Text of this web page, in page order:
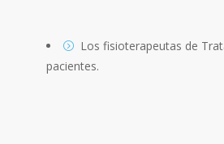
Los fisioterapeutas de
pacientes.